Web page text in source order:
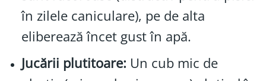
în zilele caniculare), pe de alta
eliberează încet gust în apă.
Jucării plutitoare: Un cub mic de